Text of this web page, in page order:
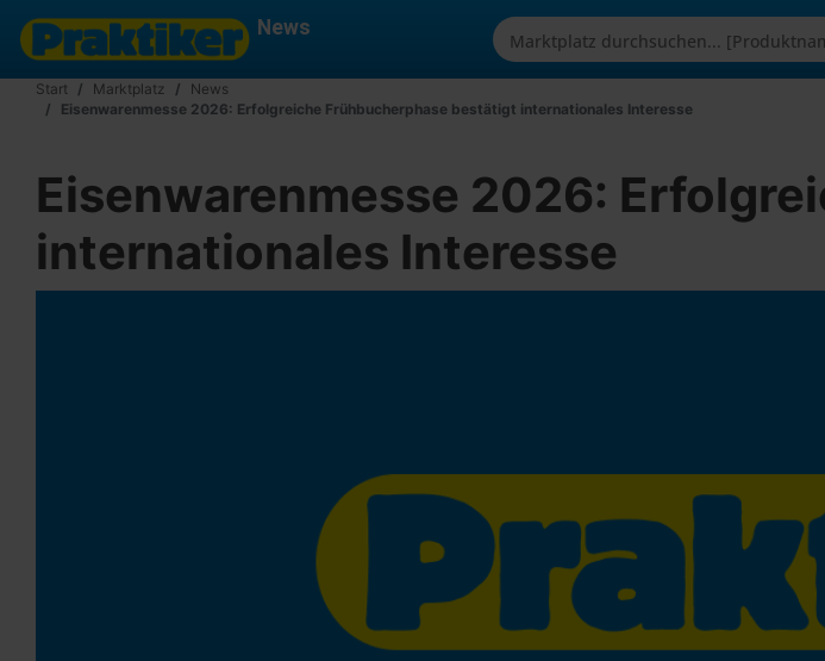
News
Start Marktplatz
News
Eisenwarenmesse 2026: Erfolgreiche Frühbucherphase bestätigt internationales Interesse
Eisenwarenmesse 2026:
internationales Interesse